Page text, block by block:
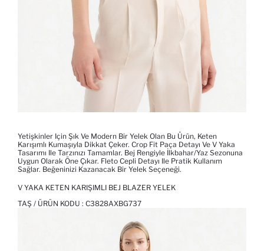
Yetişkinler Için Şık Ve Modern Bir Yelek Olan Bu Ürün, Keten
Karışımlı Kumaşıyla Dikkat Çeker. Crop Fit Paça Detayı Ve V Yaka
Tasarımı Ile Tarzınızı Tamamlar. Bej Rengiyle İlkbahar/Yaz Sezonuna
Uygun Olarak Öne Çıkar. Fleto Cepli Detayı Ile Pratik Kullanım
Sağlar. Beğeninizi Kazanacak Bir Yelek Seçeneği.
V YAKA KETEN KARIŞIMLI BEJ BLAZER YELEK
TAŞ / ÜRÜN KODU : C3828AXBG737